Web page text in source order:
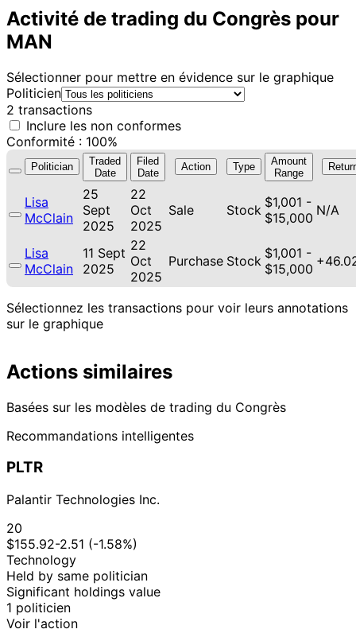
Activité de trading du Congrès pour
MAN
Sélectionner pour mettre en évidence sur le graphique
Politicien
2 transactions
Inclure les non conformes
Conformité : 100%
Politician
Traded
Date
Filed
Date
Action Type
Amount
Range
Lisa
McClain
25
Sept
2025
22
Oct
2025
Sale Stock $1,001 -
$15,000 N/A
Lisa
McClain
11 Sept
2025
22
Oct
2025
Purchase Stock $1,001 -
$15,000
Sélectionnez les transactions pour voir leurs annotations
sur le graphique
Actions similaires
Basées sur les modèles de trading du Congrès
Recommandations intelligentes
PLTR
Palantir Technologies Inc.
20
$155.92-2.51 (-1.58%)
Technology
Held by same politician
Significant holdings value
1 politicien
Voir l'action